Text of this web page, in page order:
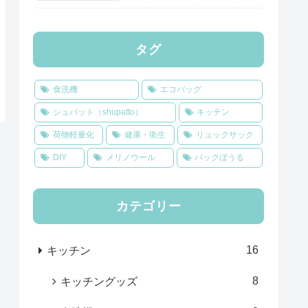
タグ
食洗機 エコバッグ
シュパット（shupatto） キッチン
荷物軽量化 健康・衛生 リュックサック
DIY メリノウール パックぼうる
カテゴリー
キッチン 16
キッチングッズ 8